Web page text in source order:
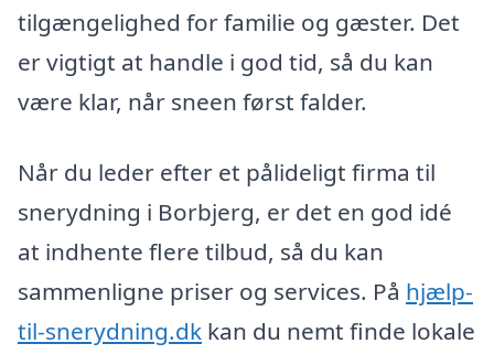
tilgængelighed for familie og gæster. Det
er vigtigt at handle i god tid, så du kan
være klar, når sneen først falder.
Når du leder efter et pålideligt firma til
snerydning i Borbjerg, er det en god idé
at indhente flere tilbud, så du kan
sammenligne priser og services. På hjælp-
til-snerydning.dk kan du nemt finde lokale